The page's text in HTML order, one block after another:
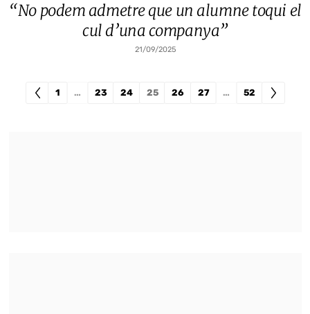
“No podem admetre que un alumne toqui el
cul d’una companya”
21/09/2025
1 … 23 24 25 26 27 … 52